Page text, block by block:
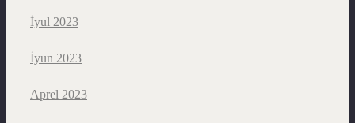
İyul 2023
İyun 2023
Aprel 2023